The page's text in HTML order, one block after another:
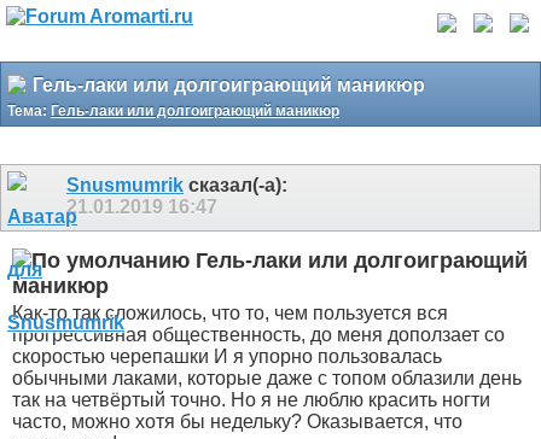
Гель-лаки или долгоиграющий маникюр
Тема: Гель-лаки или долгоиграющий маникюр
Snusmumrik сказал(-а):
21.01.2019 16:47
Гель-лаки или долгоиграющий
маникюр
Как-то так сложилось, что то, чем пользуется вся
прогрессивная общественность, до меня доползает со
скоростью черепашки И я упорно пользовалась
обычными лаками, которые даже с топом облазили день
так на четвёртый точно. Но я не люблю красить ногти
часто, можно хотя бы недельку? Оказывается, что